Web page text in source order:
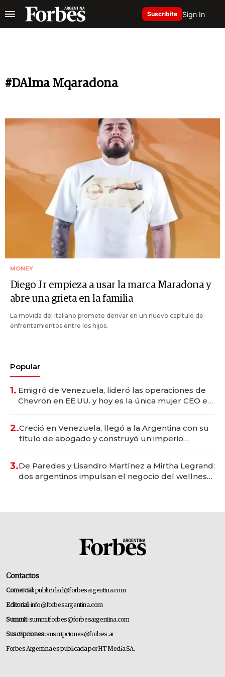
Suscribite Sign In
#DAlma Mqaradona
MONEY
Diego Jr empieza a usar la marca Maradona y
abre una grieta en la familia
La movida del italiano promete derivar en un nuevo capítulo de
enfrentamientos entre los hijos.
Popular
1. Emigró de Venezuela, lideró las operaciones de
Chevron en EE.UU. y hoy es la única mujer CEO en
2.Creció en Venezuela, llegó a la Argentina con su
título de abogado y construyó un imperio
3.De Paredes y Lisandro Martínez a Mirtha Legrand:
dos argentinos impulsan el negocio del wellness
Contactos
Comercial:publicidad@forbesargentina.com
Editorial:info@forbesargentina.com
Summit:summitforbes@forbesargentina.com
Suscripciones:suscripciones@forbes.ar
Forbes Argentina es publicada por HT Media SA.